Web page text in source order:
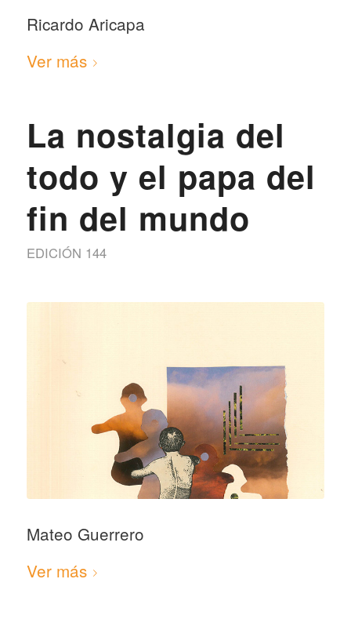
Ricardo Aricapa
Ver más
La nostalgia del
todo y el papa del
fin del mundo
EDICIÓN 144
Mateo Guerrero
Ver más